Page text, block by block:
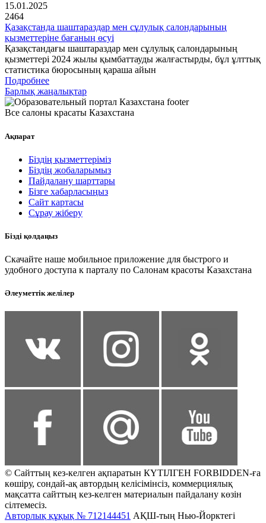
15.01.2025
2464
Қазақстанда шаштараздар мен сұлулық салондарының
қызметтеріне бағаның өсуі
Қазақстандағы шаштараздар мен сұлулық салондарының
қызметтері 2024 жылы қымбаттауды жалғастырды, бұл ұлттық
статистика бюросының қараша айын
Подробнее
Барлық жаңалықтар
Все салоны красаты Казахстана
Ақпарат
Біздің қызметтеріміз
Біздің жобаларымыз
Пайдалану шарттары
Бізге хабарласыңыз
Сайт картасы
Сұрау жіберу
Бізді қолдаңыз
Скачайте наше мобильное приложение для быстрого и
удобного доступа к парталу по Салонам красоты Казахстана
Әлеуметтік желілер
© Сайттың кез-келген ақпаратын КҮТІЛГЕН FORBIDDEN-ға
көшіру, сондай-ақ автордың келісімінсіз, коммерциялық
мақсатта сайттың кез-келген материалын пайдалану көзін
сілтемесіз.
Авторлық құқық № 712144451 АҚШ-тың Нью-Йорктегі